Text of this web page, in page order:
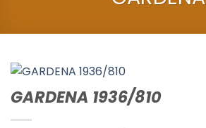
GARDENA 1936/810